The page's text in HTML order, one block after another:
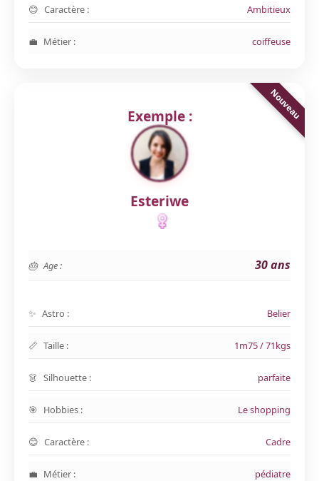
Caractère : Ambitieux
Métier : coiffeuse
Exemple :
Esteriwe
Age : 30 ans
Astro : Belier
Taille : 1m75 / 71kgs
Silhouette : parfaite
Hobbies : Le shopping
Caractère : Cadre
Métier : pédiatre